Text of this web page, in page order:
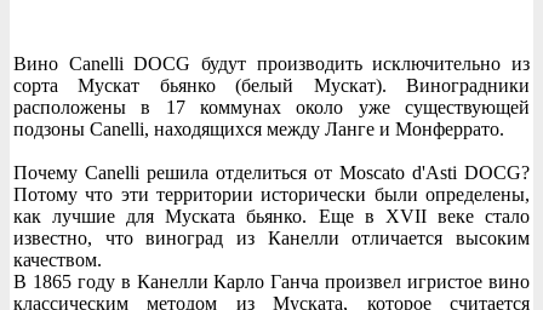
Вино Canelli DOCG будут производить исключительно из
сорта Мускат бьянко (белый Мускат). Виноградники
расположены в 17 коммунах около уже существующей
подзоны Canelli, находящихся между Ланге и Монферрато.
Почему Canelli решила отделиться от Moscato d'Asti DOCG?
Потому что эти территории исторически были определены,
как лучшие для Муската бьянко. Еще в XVII веке стало
известно, что виноград из Канелли отличается высоким
качеством.
В 1865 году в Канелли Карло Ганча произвел игристое вино
классическим методом из Муската, которое считается